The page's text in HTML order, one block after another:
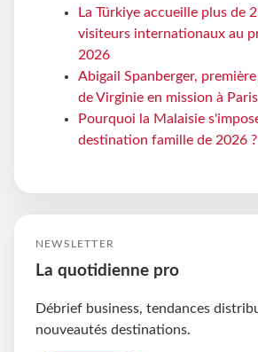
La Türkiye accueille plus de
visiteurs internationaux au
2026
Abigail Spanberger,
de Virginie en mission à Paris
Pourquoi la Malaisie
destination famille de 2026 ?
NEWSLETTER
La quotidienne pro
Débrief business, tendances
nouveautés destinations.